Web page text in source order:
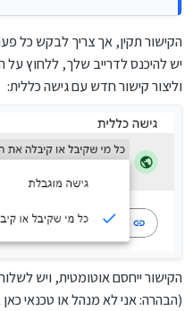
הקישור תקין, אך צריך לבקש כל
יש להיכנס לדרייב שלך, ללחוץ על
וליצור קישור חדש עם גישה כללית:
הקישור ייחסם אוטומטית, ויש
(הבהרה: אני לא מנהל או טכנאי